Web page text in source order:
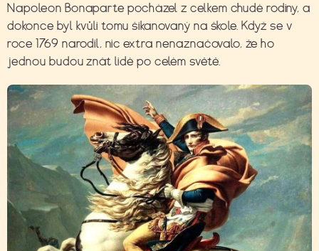
Napoleon Bonaparte pocházel z celkem chudé rodiny, a
dokonce byl kvůli tomu šikanovaný na škole. Když se v
roce 1769 narodil, nic extra nenaznačovalo, že ho
jednou budou znát lidé po celém světě.